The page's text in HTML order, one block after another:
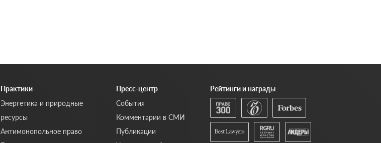
Практики
Энергетика и природные
ресурсы
Антимонопольное право
Пресс-центр
События
Комментарии в СМИ
Публикации
Рейтинги и награды